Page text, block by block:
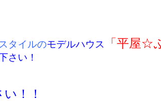
タイルのモデルハウス 「平屋☆
さい！
！！